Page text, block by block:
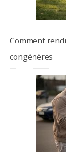
Comment
congénères